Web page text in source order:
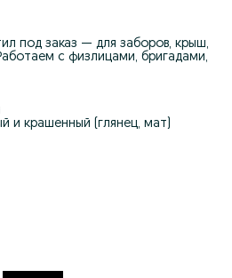
под заказ — для заборов, крыш,
с физлицами, бригадами,
и крашенный (глянец, мат)
(в т.ч. RAL 70**********6005,